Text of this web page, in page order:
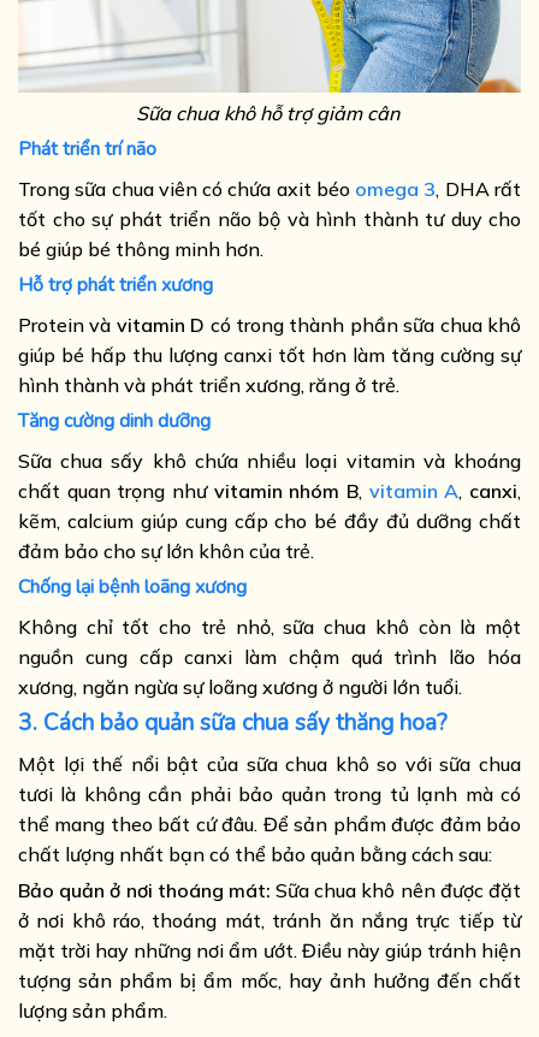
Sữa chua khô hỗ trợ giảm cân
Phát triển trí não
Trong sữa chua viên có chứa axit béo omega 3, DHA rất
tốt cho sự phát triển não bộ và hình thành tư duy cho
bé giúp bé thông minh hơn.
Hỗ trợ phát triển xương
Protein và vitamin D có trong thành phần sữa chua khô
giúp bé hấp thu lượng canxi tốt hơn làm tăng cường sự
hình thành và phát triển xương, răng ở trẻ.
Tăng cường dinh dưỡng
Sữa chua sấy khô chứa nhiều loại vitamin và khoáng
chất quan trọng như vitamin nhóm B, vitamin A, canxi,
kẽm, calcium giúp cung cấp cho bé đầy đủ dưỡng chất
đảm bảo cho sự lớn khôn của trẻ.
Chống lại bệnh loãng xương
Không chỉ tốt cho trẻ nhỏ, sữa chua khô còn là một
nguồn cung cấp canxi làm chậm quá trình lão hóa
xương, ngăn ngừa sự loãng xương ở người lớn tuổi.
3. Cách bảo quản sữa chua sấy thăng hoa?
Một lợi thế nổi bật của sữa chua khô so với sữa chua
tươi là không cần phải bảo quản trong tủ lạnh mà có
thể mang theo bất cứ đâu. Để sản phẩm được đảm bảo
chất lượng nhất bạn có thể bảo quản bằng cách sau:
Bảo quản ở nơi thoáng mát: Sữa chua khô nên được đặt
ở nơi khô ráo, thoáng mát, tránh ăn nắng trực tiếp từ
mặt trời hay những nơi ẩm ướt. Điều này giúp tránh hiện
tượng sản phẩm bị ẩm mốc, hay ảnh hưởng đến chất
lượng sản phẩm.